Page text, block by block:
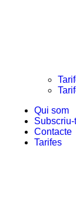
Qui som
Subscriu-
Contacte
Tarifes